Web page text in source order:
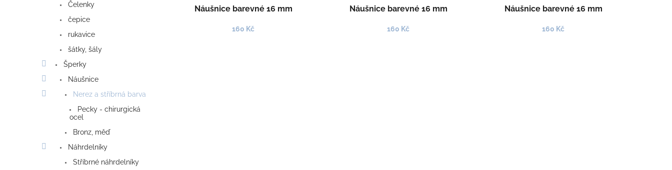
Čelenky
čepice
rukavice
šátky, šály
Šperky
Náušnice
Nerez a stříbrná barva
Pecky - chirurgická
ocel
Bronz, měď
Náhrdelníky
Stříbrné náhrdelníky
Náušnice barevné 16 mm
160 Kč
Náušnice barevné 16 mm
160 Kč
Náušnice barevné 16 mm
160 Kč